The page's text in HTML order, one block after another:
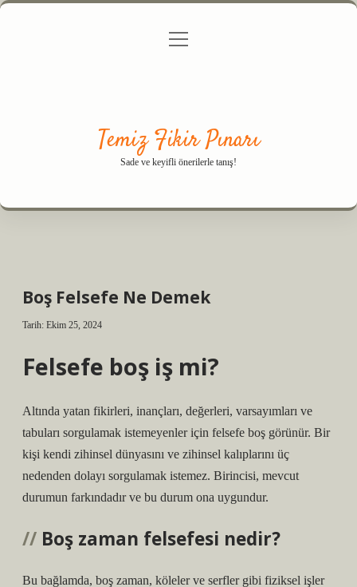
Gizlilik Politikası
menüyü
Temiz Fikir Pınarı
Sade ve keyifli önerilerle tanış!
Boş Felsefe Ne Demek
Tarih: Ekim 25, 2024
Felsefe boş iş mi?
Altında yatan fikirleri, inançları, değerleri, varsayımları ve
tabuları sorgulamak istemeyenler için felsefe boş görünür. Bir
kişi kendi zihinsel dünyasını ve zihinsel kalıplarını üç
nedenden dolayı sorgulamak istemez. Birincisi, mevcut
durumun farkındadır ve bu durum ona uygundur.
Boş zaman felsefesi nedir?
Bu bağlamda, boş zaman, köleler ve serfler gibi fiziksel işler